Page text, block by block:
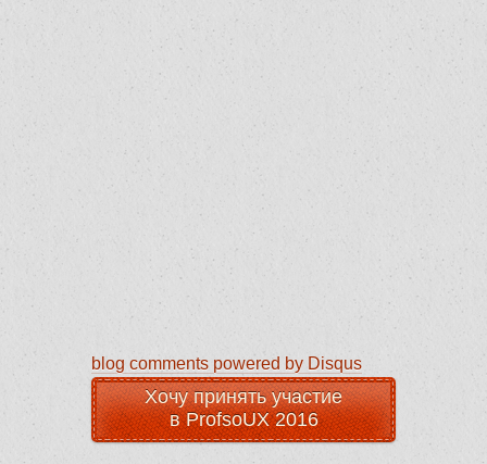
blog comments powered by Disqus
Хочу принять участие
в ProfsoUX 2016